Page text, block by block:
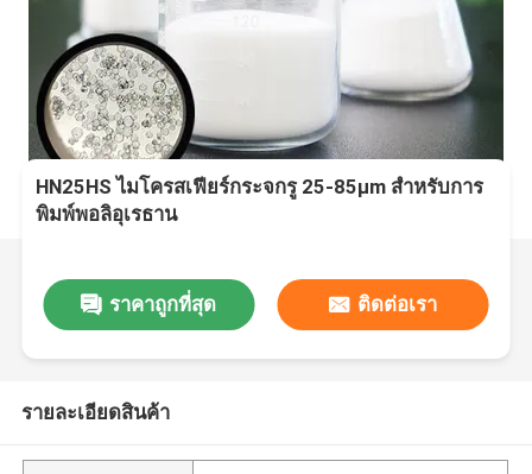
HN25HS ไมโครสเฟียร์กระจกรู 25-85μm สําหรับการ
พิมพ์พอลิอุเรธาน
ราคาถูกที่สุด ติดต่อเรา
รายละเอียดสินค้า